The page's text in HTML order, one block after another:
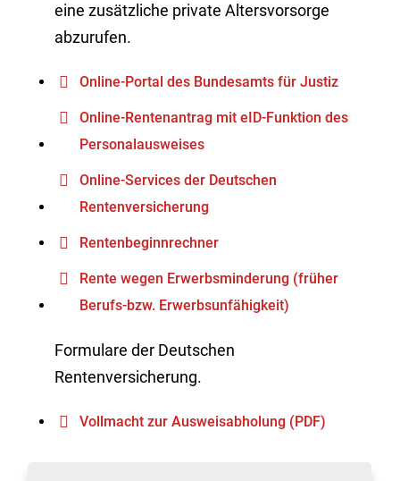
eine zusätzliche private Altersvorsorge
abzurufen.
Online-Portal des Bundesamts für Justiz
Online-Rentenantrag mit eID-Funktion des
Personalausweises
Online-Services der Deutschen
Rentenversicherung
Rentenbeginnrechner
Rente wegen Erwerbsminderung (früher
Berufs-bzw. Erwerbsunfähigkeit)
Formulare der Deutschen
Rentenversicherung.
Vollmacht zur Ausweisabholung (PDF)